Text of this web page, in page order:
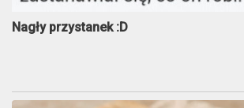
Nagły przystanek :D